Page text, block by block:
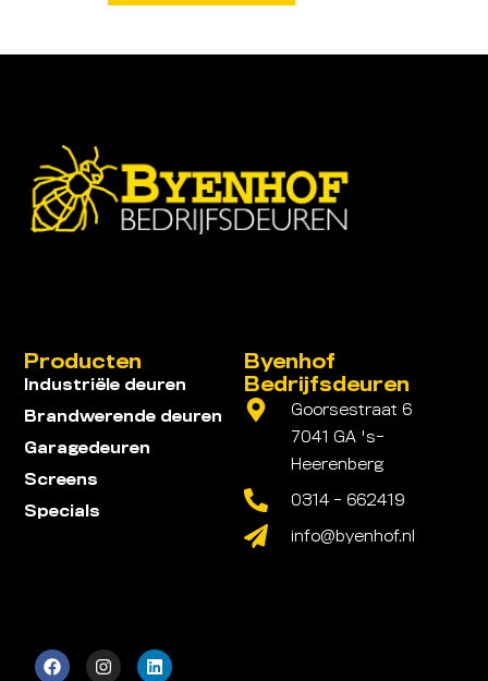
Byenhof
Bedrijfsdeuren
Goorsestraat 6
7041 GA 's-
Heerenberg
0314 - 662419
info@byenhof.nl
Producten
Industriële deuren
Brandwerende deuren
Garagedeuren
Screens
Specials